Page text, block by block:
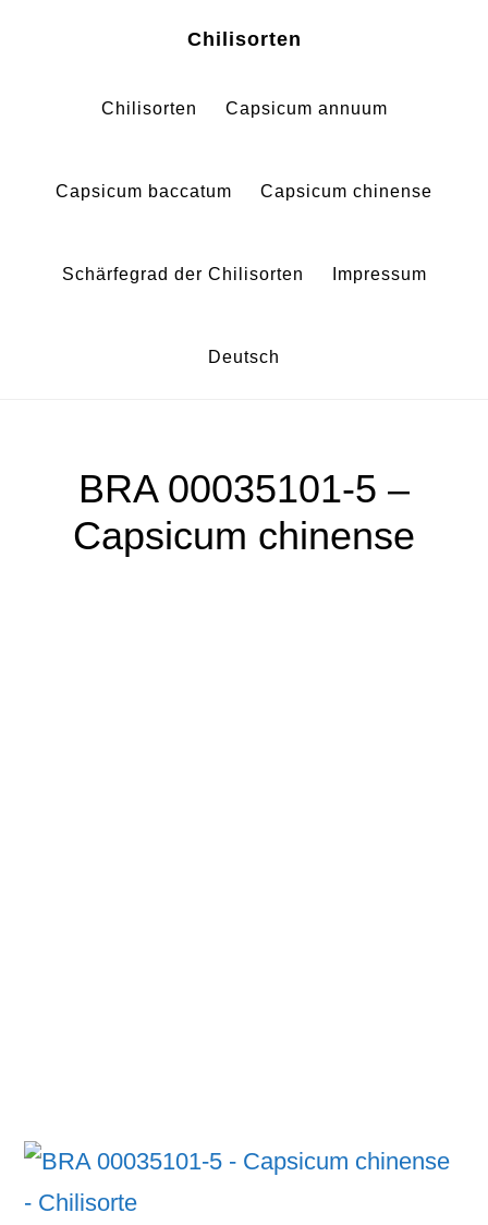
Chilisorten
Chilisorten Capsicum annuum
Capsicum baccatum Capsicum chinense
Schärfegrad der Chilisorten Impressum
Deutsch
BRA 00035101-5 –
Capsicum chinense